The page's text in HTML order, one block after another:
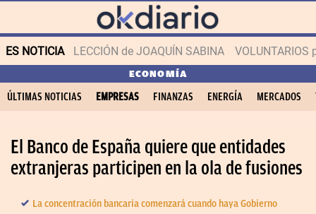
ES NOTICIA LECCIÓN de JOAQUÍN SABINA VOLUNTARIOS
ECONOMÍA
ÚLTIMAS NOTICIAS EMPRESAS FINANZAS ENERGÍA MERCADOS
El Banco de España quiere que entidades
extranjeras participen en la ola de fusiones
La concentración bancaria comenzará cuando haya Gobierno